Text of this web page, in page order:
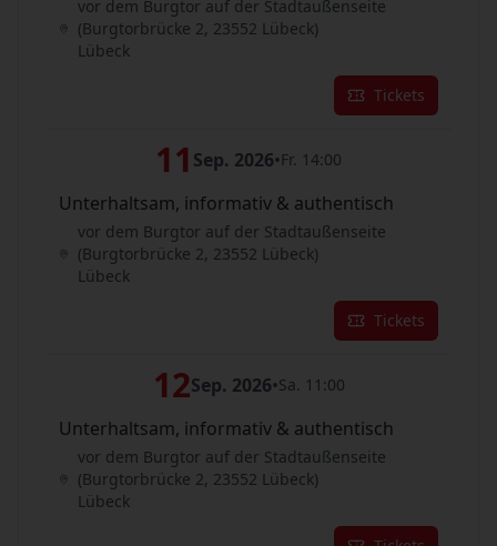
vor dem Burgtor auf der Stadtaußenseite
(Burgtorbrücke 2, 23552 Lübeck)
Lübeck
Tickets
11 Sep. 2026•Fr. 14:00
Unterhaltsam, informativ & authentisch
vor dem Burgtor auf der Stadtaußenseite
(Burgtorbrücke 2, 23552 Lübeck)
Lübeck
Tickets
12Sep. 2026•Sa. 11:00
Unterhaltsam, informativ & authentisch
vor dem Burgtor auf der Stadtaußenseite
(Burgtorbrücke 2, 23552 Lübeck)
Lübeck